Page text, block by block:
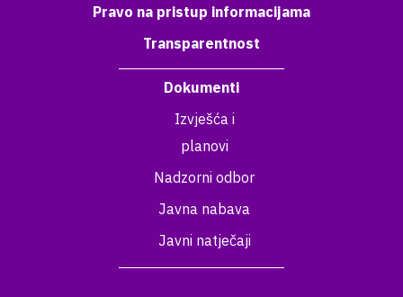
Pravo na pristup informacijama
Transparentnost
Dokumenti
Izvješća i
planovi
Nadzorni odbor
Javna nabava
Javni natječaji